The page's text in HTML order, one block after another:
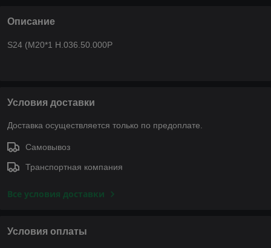
Описание
S24 (М20*1 Н.036.50.000Р
Условия доставки
Доставка осуществляется только по предоплате.
Самовывоз
Транспортная компания
Все условия доставки
Условия оплаты